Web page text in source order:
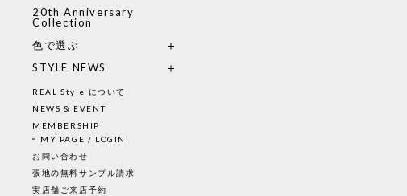
20th Anniversary
Collection
色で選ぶ
STYLE NEWS
REAL Style について
NEWS & EVENT
MEMBERSHIP
MY PAGE / LOGIN
お問い合わせ
張地の無料サンプル請求
実店舗ご来店予約